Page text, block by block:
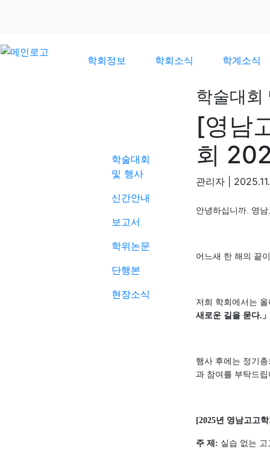
학회정보 학회소식 학계소식
학술대회
및 행사
신간안내
보고서
학위논문
단행본
현장소식
학술대회
[영남
회
관리자
안녕하십니까. 영
어느새 한 해의 끝
저희 학회에서는
새로운 길을 묻다. 」
행사 후에는 정기
과 참여를 부탁드립
[2025년 영남고고
주 제 : 실습 없는 고